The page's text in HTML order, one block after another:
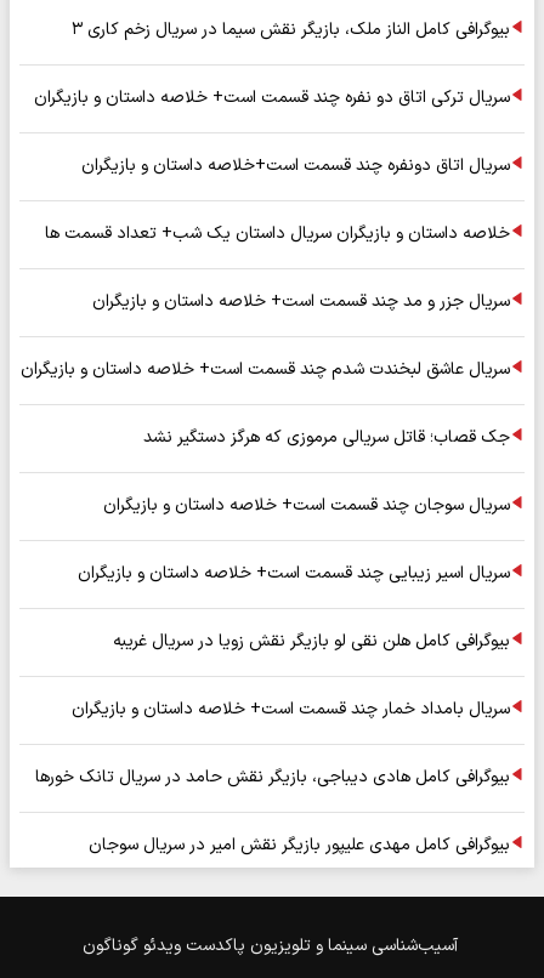
بیوگرافی کامل الناز ملک، بازیگر نقش سیما در سریال زخم کاری ۳
سریال ترکی اتاق دو نفره چند قسمت است+ خلاصه داستان و بازیگران
سریال اتاق دونفره چند قسمت است+خلاصه داستان و بازیگران
خلاصه داستان و بازیگران سریال داستان یک شب+ تعداد قسمت ها
سریال جزر و مد چند قسمت است+ خلاصه داستان و بازیگران
سریال عاشق لبخندت شدم چند قسمت است+ خلاصه داستان و بازیگران
جک قصاب؛ قاتل سریالی مرموزی که هرگز دستگیر نشد
سریال سوجان چند قسمت است+ خلاصه داستان و بازیگران
سریال اسیر زیبایی چند قسمت است+ خلاصه داستان و بازیگران
بیوگرافی کامل هلن نقی لو بازیگر نقش زویا در سریال غریبه
سریال بامداد خمار چند قسمت است+ خلاصه داستان و بازیگران
بیوگرافی کامل هادی دیباجی، بازیگر نقش حامد در سریال تانک خورها
بیوگرافی کامل مهدی علیپور بازیگر نقش امیر در سریال سوجان
آسیب‌شناسی سینما و تلویزیون پاکدست ویدئو گوناگون